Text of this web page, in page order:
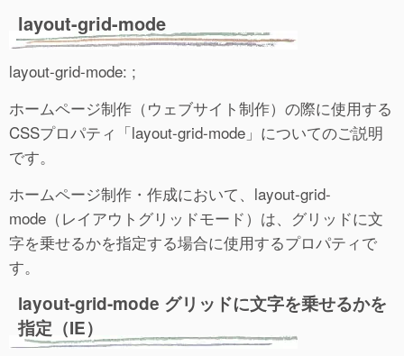
layout-grid-mode
layout-grid-mode: ;
ホームページ制作（ウェブサイト制作）の際に使用する
CSSプロパティ「layout-grid-mode」についてのご説明
です。
ホームページ制作・作成において、layout-grid-
mode（レイアウトグリッドモード）は、グリッドに文
字を乗せるかを指定する場合に使用するプロパティで
す。
layout-grid-mode グリッドに文字を乗せるかを
指定（IE）